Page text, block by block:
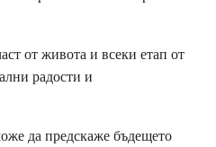
от живота и всеки етап от
радости и
да предскаже бъдещето